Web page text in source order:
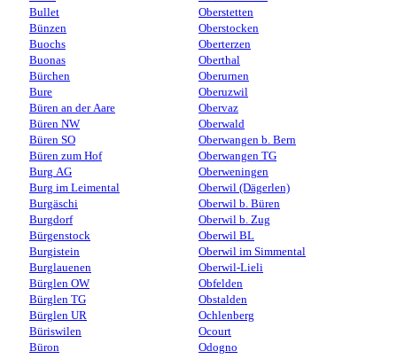
Bullet
Bünzen
Buochs
Buonas
Bürchen
Bure
Büren an der Aare
Büren NW
Büren SO
Büren zum Hof
Burg AG
Burg im Leimental
Burgäschi
Burgdorf
Bürgenstock
Burgistein
Burglauenen
Bürglen OW
Bürglen TG
Bürglen UR
Büriswilen
Büron
Oberstetten
Oberstocken
Oberterzen
Oberthal
Oberurnen
Oberuzwil
Obervaz
Oberwald
Oberwangen b. Bern
Oberwangen TG
Oberweningen
Oberwil (Dägerlen)
Oberwil b. Büren
Oberwil b. Zug
Oberwil BL
Oberwil im Simmental
Oberwil-Lieli
Obfelden
Obstalden
Ochlenberg
Ocourt
Odogno